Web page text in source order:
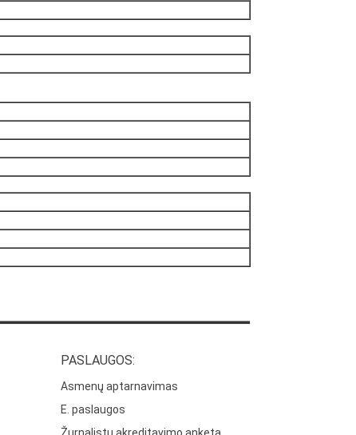
PASLAUGOS:
Asmenų aptarnavimas
E. paslaugos